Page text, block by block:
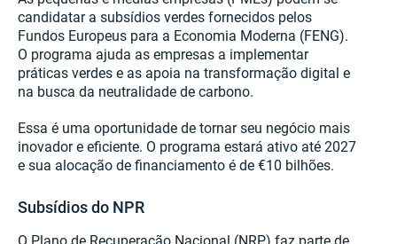
candidatar a subsídios verdes fornecidos pelos
Fundos Europeus para a Economia Moderna (FENG).
O programa ajuda as empresas a implementar
práticas verdes e as apoia na transformação digital e
na busca da neutralidade de carbono.
Essa é uma oportunidade de tornar seu negócio mais
inovador e eficiente. O programa estará ativo até 2027
e sua alocação de financiamento é de €10 bilhões.
Subsídios do NPR